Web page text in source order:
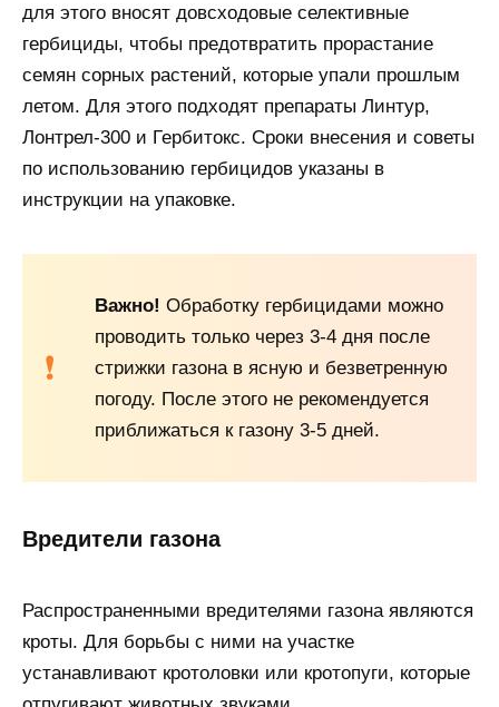
для этого вносят довсходовые селективные
гербициды, чтобы предотвратить прорастание
семян сорных растений, которые упали прошлым
летом. Для этого подходят препараты Линтур,
Лонтрел-300 и Гербитокс. Сроки внесения и советы
по использованию гербицидов указаны в
инструкции на упаковке.
Важно! Обработку гербицидами можно
проводить только через 3-4 дня после
стрижки газона в ясную и безветренную
погоду. После этого не рекомендуется
приближаться к газону 3-5 дней.
Вредители газона
Распространенными вредителями газона являются
кроты. Для борьбы с ними на участке
устанавливают кротоловки или кротопуги, которые